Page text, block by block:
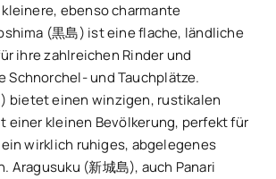
ebenso charmante
(黒島) ist eine flache, ländliche
ihre zahlreichen Rinder und
Schnorchel- und Tauchplätze.
) bietet einen winzigen, rustikalen
einer kleinen Bevölkerung, perfekt für
wirklich ruhiges, abgelegenes
Aragusuku (新城島), auch Panari